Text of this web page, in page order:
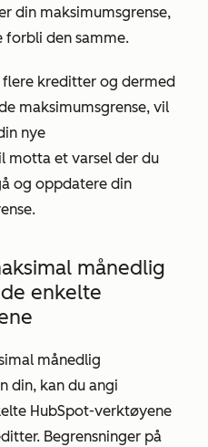
din maksimumsgrense,
forbli den samme.
kreditter og dermed
maksimumsgrense, vil
nye
motta et varsel der du
og oppdatere din
månedlig
enkelte
månedlig
din, kan du angi
HubSpot-verktøyene
Begrensninger på